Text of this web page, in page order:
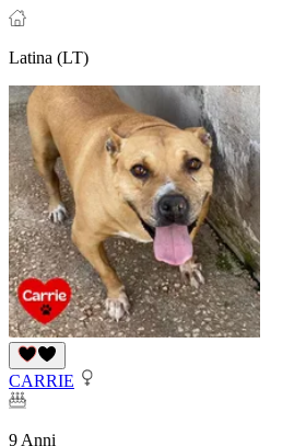
Latina (LT)
CARRIE
9 Anni